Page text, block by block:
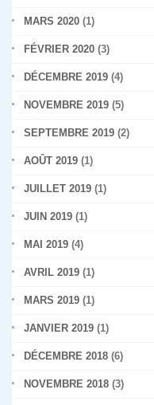
MARS 2020 (1)
FÉVRIER 2020 (3)
DÉCEMBRE 2019 (4)
NOVEMBRE 2019 (5)
SEPTEMBRE 2019 (2)
AOÛT 2019 (1)
JUILLET 2019 (1)
JUIN 2019 (1)
MAI 2019 (4)
AVRIL 2019 (1)
MARS 2019 (1)
JANVIER 2019 (1)
DÉCEMBRE 2018 (6)
NOVEMBRE 2018 (3)